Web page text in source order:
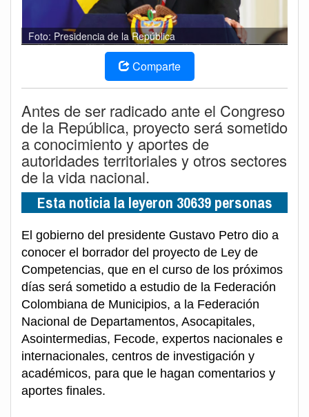
Foto: Presidencia de la República
Comparte
Antes de ser radicado ante el Congreso
de la República, proyecto será sometido
a conocimiento y aportes de
autoridades territoriales y otros sectores
de la vida nacional.
Esta noticia la leyeron 30639 personas
El gobierno del presidente Gustavo Petro dio a
conocer el borrador del proyecto de Ley de
Competencias, que en el curso de los próximos
días será sometido a estudio de la Federación
Colombiana de Municipios, a la Federación
Nacional de Departamentos, ⁠Asocapitales,
⁠Asointermedias, ⁠Fecode, expertos nacionales e
internacionales, centros de investigación y
académicos, para que le hagan comentarios y
aportes finales.